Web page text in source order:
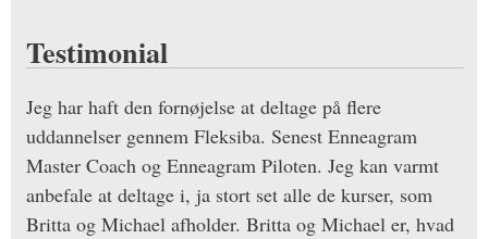
Testimonial
Jeg har haft den fornøjelse at deltage på flere
uddannelser gennem Fleksiba. Senest Enneagram
Master Coach og Enneagram Piloten. Jeg kan varmt
anbefale at deltage i, ja stort set alle de kurser, som
Britta og Michael afholder. Britta og Michael er, hvad